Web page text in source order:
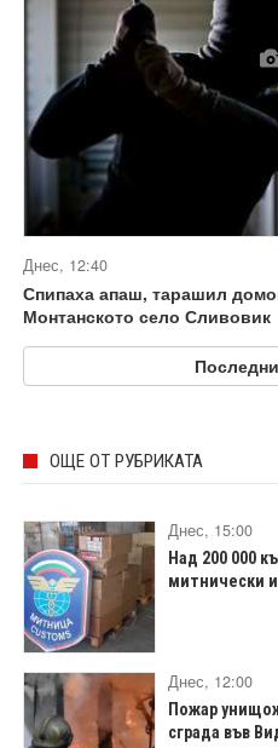
Днес, 12:40
Спипаха апаш, тарашил
Монтанското село Сливовик
ОЩЕ ОТ РУБРИКАТА
Днес, 15:00
Над 200 000
митнически
Днес, 12:00
Пожар
сграда във